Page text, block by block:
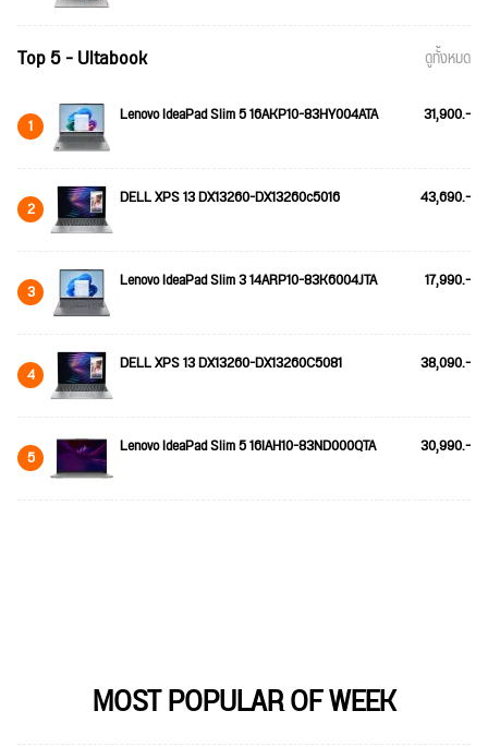
Top 5 - Ultabook ดูทั้งหมด
1 Lenovo IdeaPad Slim 5 16AKP10-83HY004ATA 31,900.-
2 DELL XPS 13 DX13260-DX13260c5016 43,690.-
3 Lenovo IdeaPad Slim 3 14ARP10-83K6004JTA 17,990.-
4 DELL XPS 13 DX13260-DX13260C5081 38,090.-
5 Lenovo IdeaPad Slim 5 16IAH10-83ND000QTA 30,990.-
MOST POPULAR OF WEEK